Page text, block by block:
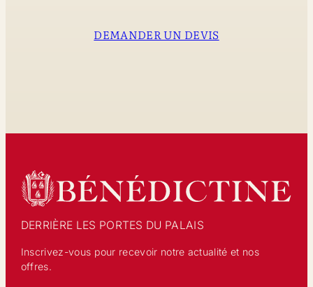
DEMANDER UN DEVIS
DERRIÈRE LES PORTES DU PALAIS
Inscrivez-vous pour recevoir notre actualité et nos
offres.